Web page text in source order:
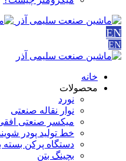
EN
EN
خانه
محصولات
نورد
نوار نقاله صنعتی
ميكسر صنعتی
خط تولید پودر
دستگاه پرکن بسته
بچينگ بتن